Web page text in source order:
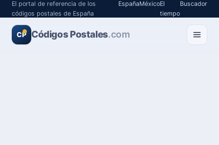
El portal de referencia de los
códigos postales de España
EspañaMéxicoEl
tiempo
Buscador
CP Códigos Postales.com